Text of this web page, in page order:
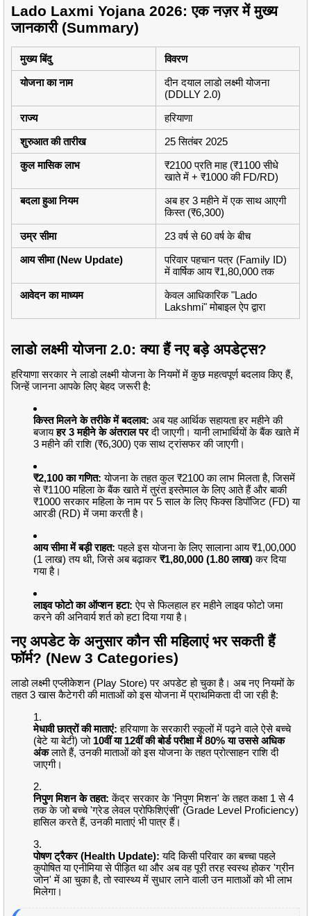
Lado Laxmi Yojana 2026: एक नज़र में मुख्य
जानकारी (Summary)
मुख्य बिंदु
विवरण
योजना का नाम
दीन दयाल लाडो लक्ष्मी योजना
(DDLLY 2.0)
राज्य
हरियाणा
शुरुआत की तारीख
25 सितंबर 2025
कुल मासिक लाभ
₹2100 प्रति माह (₹1100 सीधे
खाते में + ₹1000 की FD/RD)
बदला हुआ नियम
अब हर 3 महीने में एक साथ आएगी
किस्त (₹6,300)
उम्र सीमा
23 वर्ष से 60 वर्ष के बीच
आय सीमा (New Update)
परिवार पहचान पत्र (Family ID)
में वार्षिक आय ₹1,80,000 तक
आवेदन का माध्यम
केवल आधिकारिक "Lado
Lakshmi" मोबाइल ऐप द्वारा
लाडो लक्ष्मी योजना 2.0: क्या हैं नए बड़े अपडेट्स?
हरियाणा सरकार ने लाडो लक्ष्मी योजना के नियमों में कुछ महत्वपूर्ण बदलाव किए हैं,
जिन्हें जानना आपके लिए बेहद जरूरी है:
किस्त मिलने के तरीके में बदलाव: अब यह आर्थिक सहायता हर महीने की
बजायहर 3 महीने के अंतराल परदी जाएगी। यानी लाभार्थियों के बैंक खाते में
3 महीने की राशि (₹6,300) एक साथ ट्रांसफर की जाएगी।
₹2,100 का गणित: योजना के तहत कुल ₹2100 का लाभ मिलता है, जिसमें
से ₹1100 महिला के बैंक खाते में तुरंत इस्तेमाल के लिए आते हैं और बाकी
₹1000 सरकार महिला के नाम पर 5 साल के लिए फिक्स डिपॉजिट (FD) या
आरडी (RD) में जमा करती है।
आय सीमा में बड़ी राहत: पहले इस योजना के लिए सालाना आय ₹1,00,000
(1 लाख) तय थी, जिसे अब बढ़ाकर ₹1,80,000 (1.80 लाख)कर दिया
गया है।
लाइव फोटो का ऑप्शन हटा: ऐप से फिलहाल हर महीने लाइव फोटो जमा
करने की अनिवार्य शर्त को हटा दिया गया है।
नए अपडेट के अनुसार कौन सी महिलाएं भर सकती हैं
फॉर्म? (New 3 Categories)
लाडो लक्ष्मी एप्लीकेशन (Play Store) पर अपडेट हो चुका है। अब नए नियमों के
तहत 3 खास कैटेगरी की माताओं को इस योजना में प्राथमिकता दी जा रही है:
मेधावी छात्रों की माताएं: हरियाणा के सरकारी स्कूलों में पढ़ने वाले ऐसे बच्चे
(बेटे या बेटी) जो 10वीं या 12वीं की बोर्ड परीक्षा में 80% या उससे अधिक
अंकलाते हैं, उनकी माताओं को इस योजना के तहत प्रोत्साहन राशि दी
जाएगी।
निपुण मिशन के तहत: केंद्र सरकार के 'निपुण मिशन' के तहत कक्षा 1 से 4
तक के जो बच्चे 'ग्रेड लेवल प्रोफिशिएंसी' (Grade Level Proficiency)
हासिल करते हैं, उनकी माताएं भी पात्र हैं।
पोषण ट्रैकर (Health Update): यदि किसी परिवार का बच्चा पहले
कुपोषित या एनीमिया से पीड़ित था और अब वह पूरी तरह स्वस्थ होकर 'ग्रीन
जोन' में आ चुका है, तो स्वास्थ्य में सुधार लाने वाली उन माताओं को भी लाभ
मिलेगा।